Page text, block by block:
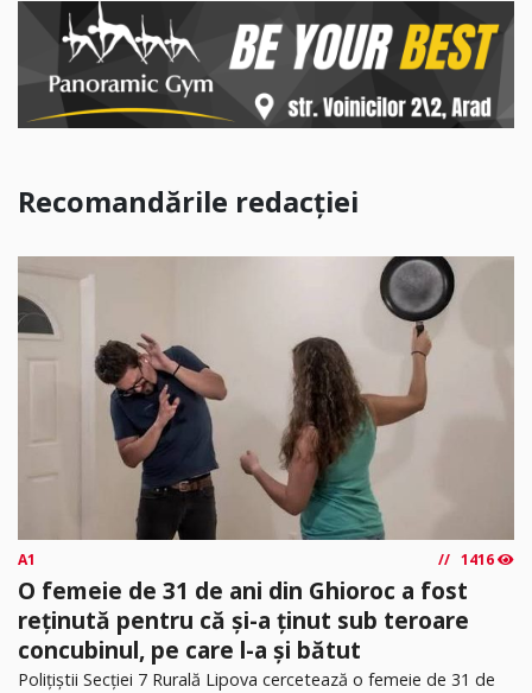
Recomandările redacției
A1 1416
O femeie de 31 de ani din Ghioroc a fost
reținută pentru că și-a ținut sub teroare
concubinul, pe care l-a și bătut
​Polițiștii Secției 7 Rurală Lipova cercetează o femeie de 31 de